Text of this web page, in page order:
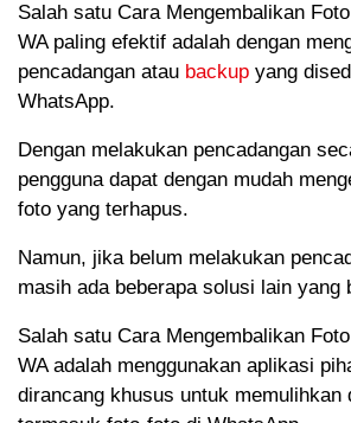
Salah satu Cara Mengembalikan
WA paling efektif adalah dengan
pencadangan atau backup yang
WhatsApp.
Dengan melakukan pencadangan
pengguna dapat dengan mudah
foto yang terhapus.
Namun, jika belum melakukan
masih ada beberapa solusi lain yang
Salah satu Cara Mengembalikan
WA adalah menggunakan aplikasi
dirancang khusus untuk memulihkan